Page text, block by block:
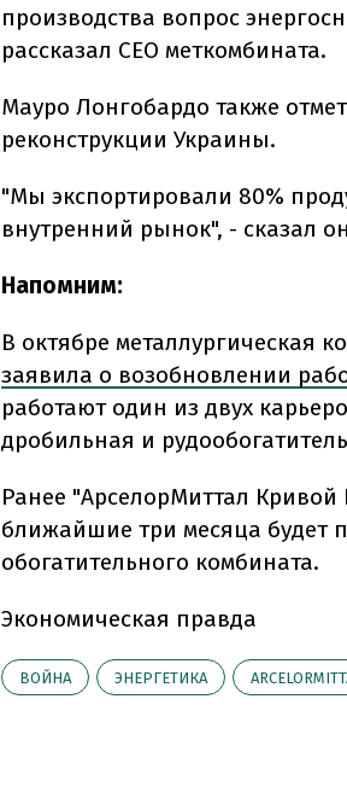
производства вопрос
рассказал СЕО меткомбината.
Мауро Лонгобардо также
реконструкции Украины.
"Мы экспортировали 80%
внутренний рынок", - сказал
Напомним:
В октябре металлургическая
заявила о возобновлении
работают один из двух
дробильная и
Ранее "АрселорМиттал Кривой
ближайшие три месяца будет
обогатительного комбината.
Экономическая правда
ВОЙНА ЭНЕРГЕТИКА